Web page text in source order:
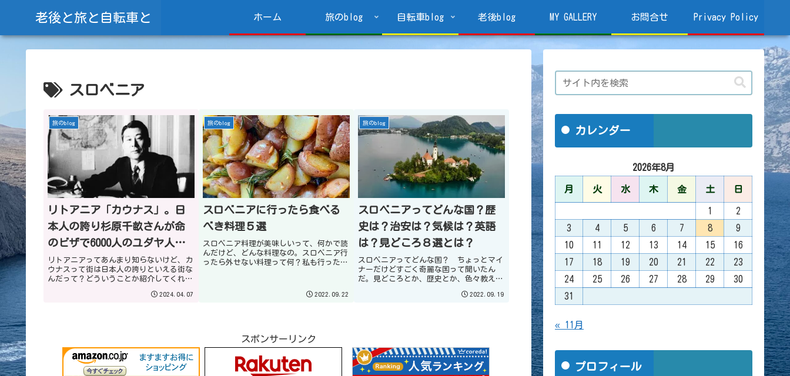
老後と旅と自転車と ホーム 旅のblog 自転車blog 老後blog MY GALLERY お問合せ Privacy Policy
スロベニア
旅のblog
リトアニア「カウナス」。日
本人の誇り杉原千畝さんが命
のビザで6000人のユダヤ人を
救った街！
リトアニアってあんまり知らないけど、カ
ウナスって街は日本人の誇りといえる街な
んだって？どういうことか紹介してくれ
れたユダヤ人を発車間際の電車の中で迄、
2024.04.07
旅のblog
スロベニアに行ったら食べる
べき料理５選
スロベニア料理が美味しいって、何かで読
んだけど、どんな料理なの。スロベニア行
ったら外せない料理って何？私も行ったと
て肉料理をよく勧められました。2022.09.22
旅のblog
スロベニアってどんな国？歴
史は？治安は？気候は？英語
は？見どころ８選とは？
スロベニアってどんな国？ ちょっとマイ
ナーだけどすごく奇麗な国って聞いたん
だ。見どころとか、歴史とか、色々教えて
くは語れませんが、本当に奇麗な国でし
2022.09.19
スポンサーリンク
カレンダー
2026年8月
月 火 水 木 金 土 日
1
2
3
4 5 6 7 8
9
10
11 12 13 14 15
16
17
18 19 20 21 22
23
24
25 26 27 28 29
30
31
« 11月
プロフィール